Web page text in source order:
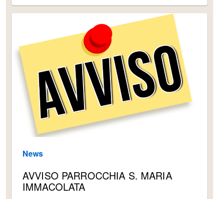
News
AVVISO PARROCCHIA S. MARIA
IMMACOLATA